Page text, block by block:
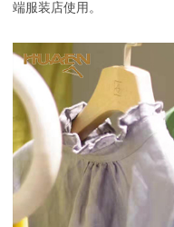
端服装店使用。